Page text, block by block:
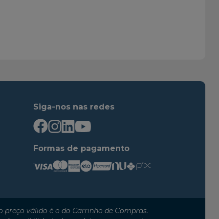
2002
2003
2006
2009
2011
2013
Siga-nos nas redes
Formas de pagamento
preço válido é o do Carrinho de Compras.